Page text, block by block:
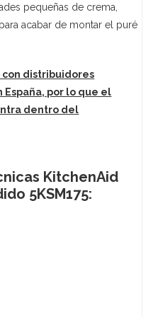
pequeñas de crema,
acabar de montar el puré
con distribuidores
España, por lo que el
dentro del
KitchenAid
5KSM175: